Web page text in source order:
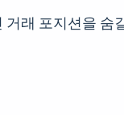
래 포지션을 숨